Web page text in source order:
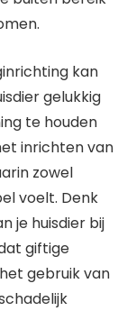
kan
gelukkig
te houden
inrichten van
zowel
voelt. Denk
je huisdier bij
giftige
gebruik van